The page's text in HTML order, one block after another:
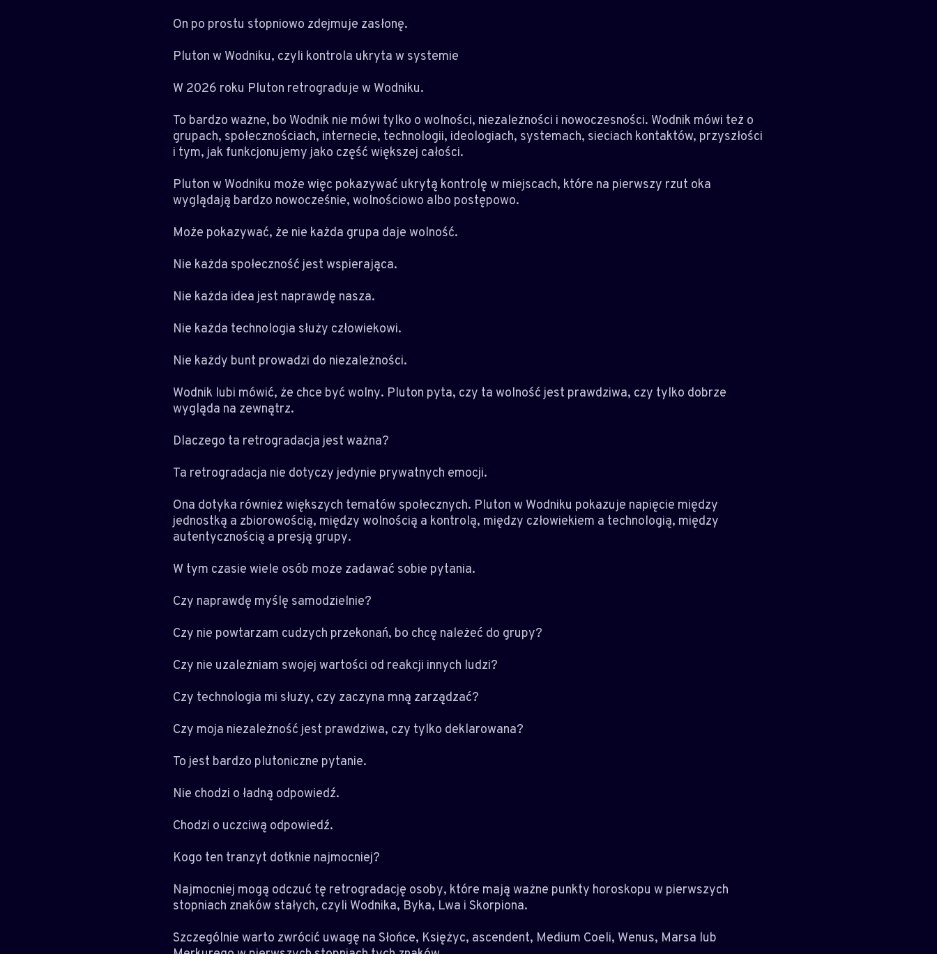
On po prostu stopniowo zdejmuje zasłonę.
Pluton w Wodniku, czyli kontrola ukryta w systemie
W 2026 roku Pluton retrograduje w Wodniku.
To bardzo ważne, bo Wodnik nie mówi tylko o wolności, niezależności i nowoczesności. Wodnik mówi też o
grupach, społecznościach, internecie, technologii, ideologiach, systemach, sieciach kontaktów, przyszłości
i tym, jak funkcjonujemy jako część większej całości.
Pluton w Wodniku może więc pokazywać ukrytą kontrolę w miejscach, które na pierwszy rzut oka
wyglądają bardzo nowocześnie, wolnościowo albo postępowo.
Może pokazywać, że nie każda grupa daje wolność.
Nie każda społeczność jest wspierająca.
Nie każda idea jest naprawdę nasza.
Nie każda technologia służy człowiekowi.
Nie każdy bunt prowadzi do niezależności.
Wodnik lubi mówić, że chce być wolny. Pluton pyta, czy ta wolność jest prawdziwa, czy tylko dobrze
wygląda na zewnątrz.
Dlaczego ta retrogradacja jest ważna?
Ta retrogradacja nie dotyczy jedynie prywatnych emocji.
Ona dotyka również większych tematów społecznych. Pluton w Wodniku pokazuje napięcie między
jednostką a zbiorowością, między wolnością a kontrolą, między człowiekiem a technologią, między
autentycznością a presją grupy.
W tym czasie wiele osób może zadawać sobie pytania.
Czy naprawdę myślę samodzielnie?
Czy nie powtarzam cudzych przekonań, bo chcę należeć do grupy?
Czy nie uzależniam swojej wartości od reakcji innych ludzi?
Czy technologia mi służy, czy zaczyna mną zarządzać?
Czy moja niezależność jest prawdziwa, czy tylko deklarowana?
To jest bardzo plutoniczne pytanie.
Nie chodzi o ładną odpowiedź.
Chodzi o uczciwą odpowiedź.
Kogo ten tranzyt dotknie najmocniej?
Najmocniej mogą odczuć tę retrogradację osoby, które mają ważne punkty horoskopu w pierwszych
stopniach znaków stałych, czyli Wodnika, Byka, Lwa i Skorpiona.
Szczególnie warto zwrócić uwagę na Słońce, Księżyc, ascendent, Medium Coeli, Wenus, Marsa lub